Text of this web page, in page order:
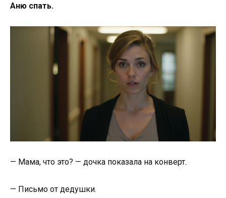
Аню спать.
— Мама, что это? — дочка показала на конверт.
— Письмо от дедушки.